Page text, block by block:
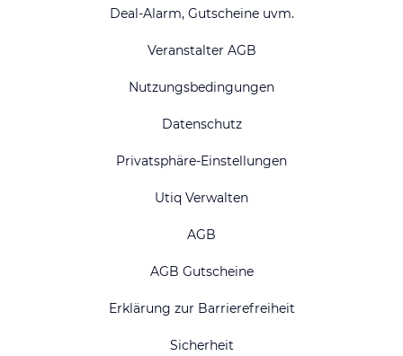
Deal-Alarm, Gutscheine uvm.
Veranstalter AGB
Nutzungsbedingungen
Datenschutz
Privatsphäre-Einstellungen
Utiq Verwalten
AGB
AGB Gutscheine
Erklärung zur Barrierefreiheit
Sicherheit